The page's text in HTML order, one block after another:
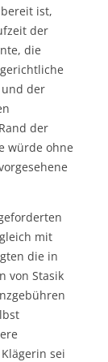
ist,
der
die
und der
der
würde ohne
mit
die in
von Stasik
sei